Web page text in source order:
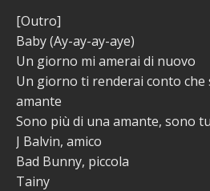
[Outro]
Baby (Ay-ay-ay-aye)
Un giorno mi amerai di nuovo
Un giorno ti renderai conto che
amante
Sono più di una amante, sono
J Balvin, amico
Bad Bunny, piccola
Tainy